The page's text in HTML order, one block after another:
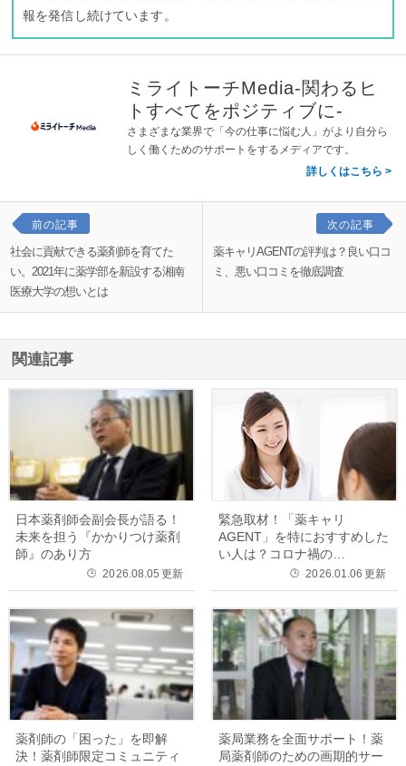
報を発信し続けています。
ミライトーチMedia-関わるヒ
トすべてをポジティブに-
さまざまな業界で「今の仕事に悩む人」がより自分ら
しく働くためのサポートをするメディアです。
詳しくはこちら
前の記事
社会に貢献できる薬剤師を育てた
い。2021年に薬学部を新設する湘南
医療大学の想いとは
次の記事
薬キャリAGENTの評判は？良い口コ
ミ、悪い口コミを徹底調査
関連記事
日本薬剤師会副会長が語る！
未来を担う『かかりつけ薬剤
師』のあり方
🕒 2026.08.05 更新
緊急取材！「薬キャリ
AGENT」を特におすすめした
い人は？コロナ禍の…
🕒 2026.01.06 更新
薬剤師の「困った」を即解
決！薬剤師限定コミュニティ
薬局業務を全面サポート！薬
局薬剤師のための画期的サー